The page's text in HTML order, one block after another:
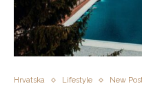
Hrvatska Lifestyle New